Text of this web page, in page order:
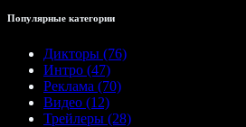
Популярные категории
Дикторы (76)
Интро (47)
Реклама (70)
Видео (12)
Трейлеры (28)